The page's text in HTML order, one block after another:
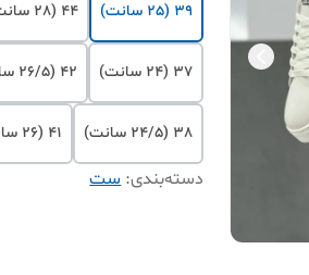
39 (25 سانت) 44 (28 سانت)
37 (24 سانت) 42 (26/5 سانت)
38 (24/5 سانت) 41 (26 سانت)
دسته‌بندی:ست